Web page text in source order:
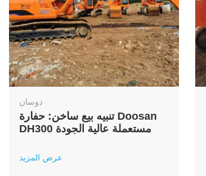
دوسان
تنبيه بيع ساخن: حفارة Doosan
DH300 مستعملة عالية الجودة
عرض المزيد